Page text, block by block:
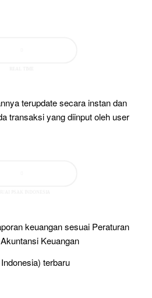
terupdate secara instan dan
transaksi yang diinput oleh user
keuangan sesuai Peraturan
Keuangan
terbaru